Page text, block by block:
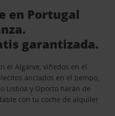
en Portugal
garantizada.
el Algarve, viñedos en el
anclados en el tiempo,
Lisboa y Oporto harán de
con tu coche de alquiler